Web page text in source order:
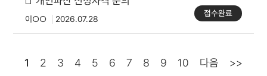
이○○ 2026.07.28
접수완료
1 2 3 4 5 6 7 8 9 10 다음 >>